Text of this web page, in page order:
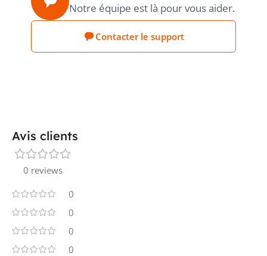
Notre équipe est là pour vous aider.
Contacter le support
Avis clients
0 reviews
0
0
0
0